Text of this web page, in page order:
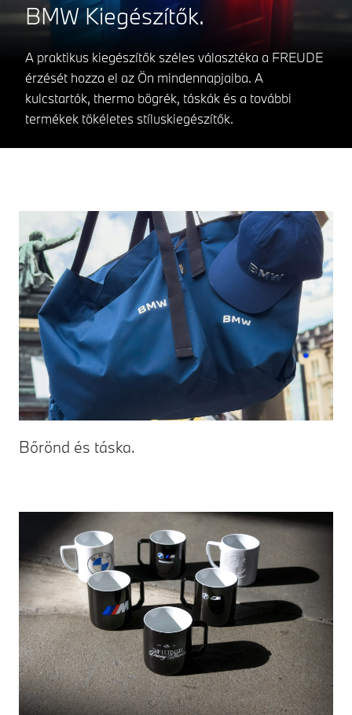
BMW Kiegészítők.
A praktikus kiegészítők széles választéka a FREUDE
érzését hozza el az Ön mindennapjaiba. A
kulcstartók, thermo bögrék, táskák és a további
termékek tökéletes stíluskiegészítők.
Bőrönd és táska.